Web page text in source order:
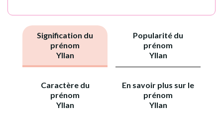
Signification du
prénom
Yllan
Popularité du
prénom
Yllan
Caractère du
prénom
Yllan
En savoir plus sur le
prénom
Yllan